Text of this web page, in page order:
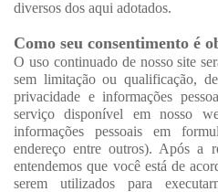
diversos dos aqui adotados.
Como seu consentimento é
O uso continuado de nosso site
sem limitação ou qualificação,
privacidade e informações
serviço disponível em nosso
informações pessoais em
endereço entre outros). Após a
entendemos que você está de
serem utilizados para